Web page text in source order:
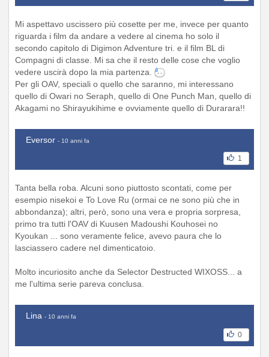
Mi aspettavo uscissero più cosette per me, invece per quanto
riguarda i film da andare a vedere al cinema ho solo il
secondo capitolo di Digimon Adventure tri. e il film BL di
Compagni di classe. Mi sa che il resto delle cose che voglio
vedere uscirà dopo la mia partenza.
Per gli OAV, speciali o quello che saranno, mi interessano
quello di Owari no Seraph, quello di One Punch Man, quello di
Akagami no Shirayukihime e ovviamente quello di Durarara!!
Eversor - 10 anni fa
1
Tanta bella roba. Alcuni sono piuttosto scontati, come per
esempio nisekoi e To Love Ru (ormai ce ne sono più che in
abbondanza); altri, però, sono una vera e propria sorpresa,
primo tra tutti l'OAV di Kuusen Madoushi Kouhosei no
Kyoukan ... sono veramente felice, avevo paura che lo
lasciassero cadere nel dimenticatoio.
Molto incuriosito anche da Selector Destructed WIXOSS... a
me l'ultima serie pareva conclusa.
Lina - 10 anni fa
0